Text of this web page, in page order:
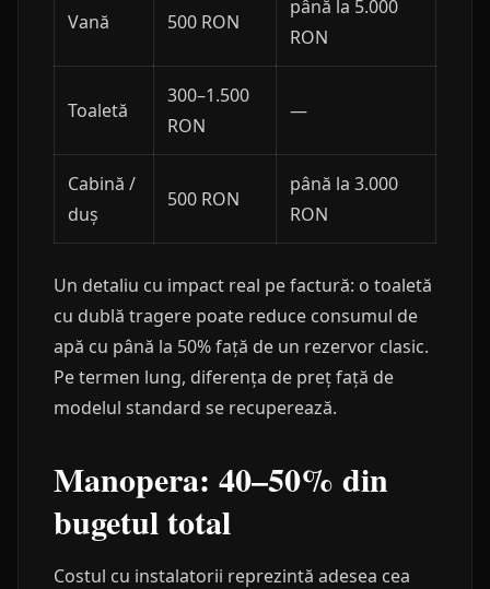
Vană 500 RON
până la 5.000
RON
Toaletă
300–1.500
RON
—
Cabină /
duș
500 RON
până la 3.000
RON
Un detaliu cu impact real pe factură: o toaletă
cu dublă tragere poate reduce consumul de
apă cu până la 50% față de un rezervor clasic.
Pe termen lung, diferența de preț față de
modelul standard se recuperează.
Manopera: 40–50% din
bugetul total
Costul cu instalatorii reprezintă adesea cea